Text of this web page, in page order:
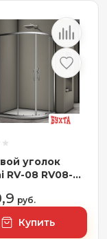
уголок
RV-08 RV08-
руб.
Купить